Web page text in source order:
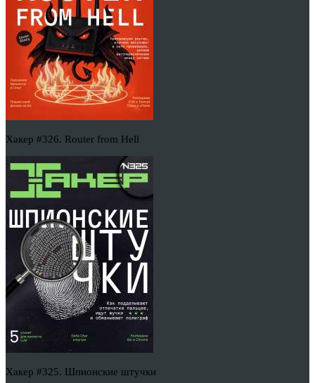
Хакер #326. Router from Hell
Хакер #325. Шпионские штучки